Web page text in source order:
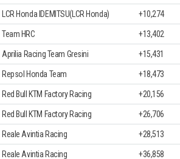
LCR Honda IDEMITSU(LCR Honda) +10,274
Team HRC +13,402
Aprilia Racing Team Gresini +15,431
Repsol Honda Team +18,473
Red Bull KTM Factory Racing +20,156
Red Bull KTM Factory Racing +26,706
Reale Avintia Racing +28,513
Reale Avintia Racing +36,858